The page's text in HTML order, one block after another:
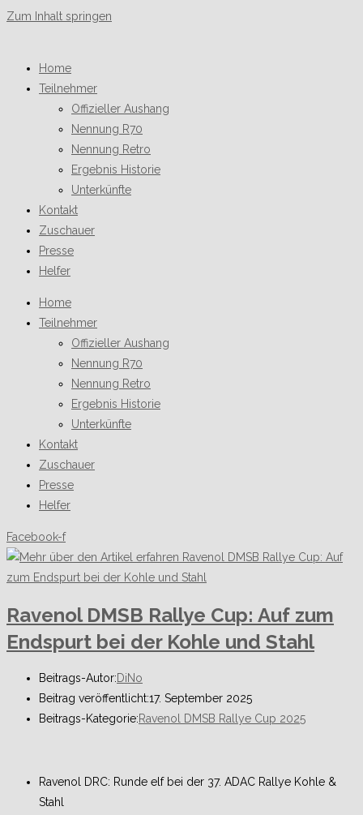
Zum Inhalt springen
Home
Teilnehmer
Offizieller Aushang
Nennung R70
Nennung Retro
Ergebnis Historie
Unterkünfte
Kontakt
Zuschauer
Presse
Helfer
Home
Teilnehmer
Offizieller Aushang
Nennung R70
Nennung Retro
Ergebnis Historie
Unterkünfte
Kontakt
Zuschauer
Presse
Helfer
Facebook-f
Ravenol DMSB Rallye Cup: Auf zum
Endspurt bei der Kohle und Stahl
Beitrags-Autor:DiNo
Beitrag veröffentlicht:17. September 2025
Beitrags-Kategorie:Ravenol DMSB Rallye Cup 2025
Ravenol DRC: Runde elf bei der 37. ADAC Rallye Kohle &
Stahl